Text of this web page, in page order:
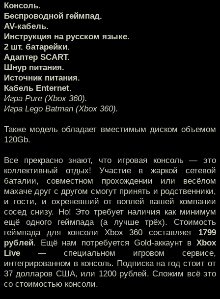
Консоль.
Беспроводной геймпад.
AV-кабель.
Инструкция на русском языке.
2 шт. батарейки.
Адаптер SCART.
Шнур питания.
Источник питания.
Кабель Enternet.
Игра Pure (Xbox 360).
Игра Lego Batman (Xbox 360).
Также модель обладает вместимым диском объемом
120Gb.
Все прекрасно знают, что игровая консоль — это
коллективный отдых! Участие в жаркой сетевой
баталии, совместном прохождении или весёлом
махаче друг с другом смогут принять и родственники,
и гости, и охреневший от воплей вашей компании
сосед снизу. Но! Это требует наличия как минимум
ещё одного геймпада (а лучше трёх). Стоимость
геймпада для консоли Xbox 360 составляет 1799
рублей. Ещё нам потребуется Gold-аккаунт в Xbox
Live — специальном игровом сервисе,
интегрированном в консоль. Подписка на год стоит от
37 долларов США, или 1200 рублей. Сложим всё это
со стоимостью консоли.